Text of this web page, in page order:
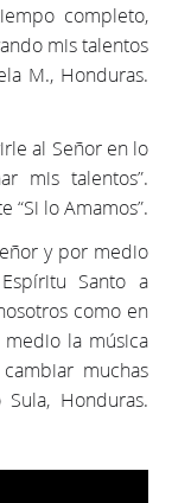
completo,
mis talentos
M., Honduras.
al Señor en lo
mis talentos”.
“Si lo Amamos”.
y por medio
Santo a
como en
la música
muchas
Honduras.